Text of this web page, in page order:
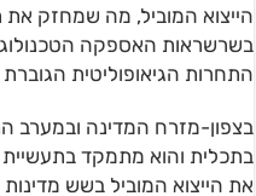
הייצוא המוביל, מה שמחזק
בשרשראות האספקה
התחרות הגיאופוליטית
בצפון-מזרח המדינה ובמערב
בתכלית והוא מתמקד בתעשיית
את הייצוא המוביל בשש